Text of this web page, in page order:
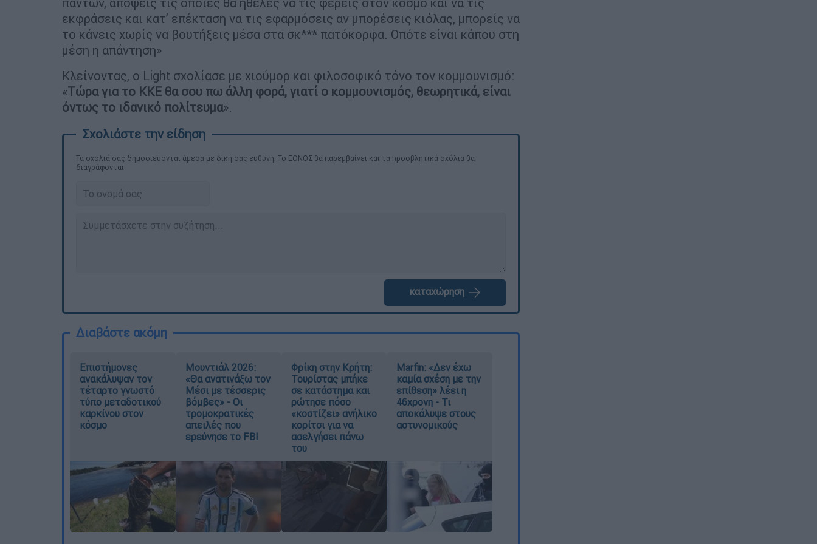
εκφράσεις και κατ’ επέκταση να τις εφαρμόσεις αν μπορέσεις κιόλας, μπορείς να
το κάνεις χωρίς να βουτήξεις μέσα στα σκ*** πατόκορφα. Οπότε είναι κάπου στη
μέση η απάντηση»
Κλείνοντας, ο Light σχολίασε με χιούμορ και φιλοσοφικό τόνο τον κομμουνισμό:
«Τώρα για το ΚΚΕ θα σου πω άλλη φορά, γιατί ο κομμουνισμός, θεωρητικά, είναι
όντως το ιδανικό πολίτευμα».
Τα σχολιά σας δημοσιεύονται άμεσα με δική σας ευθύνη. Το ΕΘΝΟΣ θα παρεμβαίνει και τα προσβλητικά σχόλια θα
διαγράφονται
καταχώρηση
Διαβάστε ακόμη
Επιστήμονες
ανακάλυψαν τον
τέταρτο γνωστό
τύπο μεταδοτικού
καρκίνου στον
κόσμο
Μουντιάλ 2026:
«Θα ανατινάξω τον
Μέσι με τέσσερις
βόμβες» - Οι
τρομοκρατικές
απειλές που
ερεύνησε το FBI
Φρίκη στην Κρήτη:
Τουρίστας μπήκε
σε κατάστημα και
ρώτησε πόσο
«κοστίζει» ανήλικο
κορίτσι για να
ασελγήσει πάνω
του
Marfin: «Δεν έχω
καμία σχέση με την
επίθεση» λέει η
46χρονη - Τι
αποκάλυψε στους
αστυνομικούς